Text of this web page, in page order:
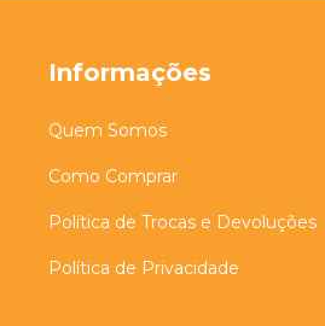
Informações
Quem Somos
Como Comprar
Política de Trocas e Devoluções
Política de Privacidade